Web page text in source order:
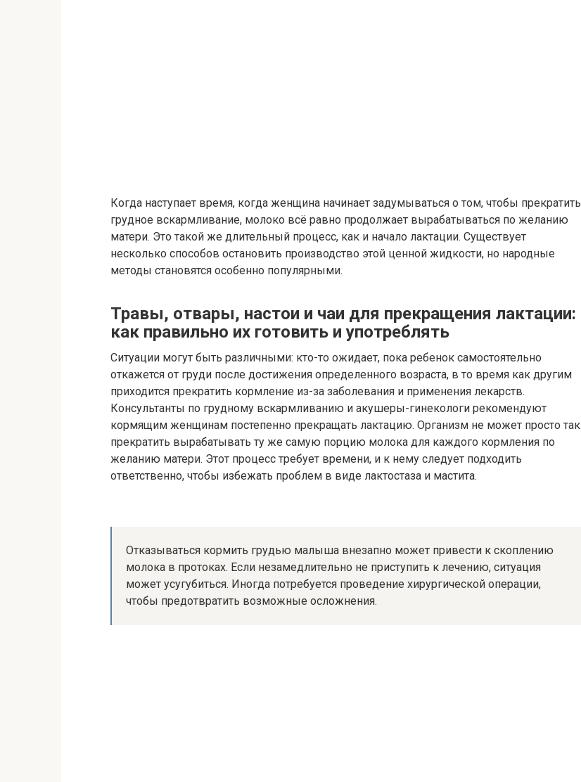
Когда наступает время, когда женщина начинает задумываться о том, чтобы прекратить
грудное вскармливание, молоко всё равно продолжает вырабатываться по желанию
матери. Это такой же длительный процесс, как и начало лактации. Существует
несколько способов остановить производство этой ценной жидкости, но народные
методы становятся особенно популярными.
Травы, отвары, настои и чаи для прекращения лактации:
как правильно их готовить и употреблять
Ситуации могут быть различными: кто-то ожидает, пока ребенок самостоятельно
откажется от груди после достижения определенного возраста, в то время как другим
приходится прекратить кормление из-за заболевания и применения лекарств.
Консультанты по грудному вскармливанию и акушеры-гинекологи рекомендуют
кормящим женщинам постепенно прекращать лактацию. Организм не может просто так
прекратить вырабатывать ту же самую порцию молока для каждого кормления по
желанию матери. Этот процесс требует времени, и к нему следует подходить
ответственно, чтобы избежать проблем в виде лактостаза и мастита.
Отказываться кормить грудью малыша внезапно может привести к скоплению
молока в протоках. Если незамедлительно не приступить к лечению, ситуация
может усугубиться. Иногда потребуется проведение хирургической операции,
чтобы предотвратить возможные осложнения.